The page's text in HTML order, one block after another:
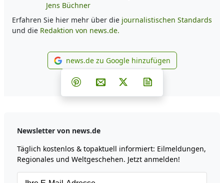
Jens Büchner
Erfahren Sie hier mehr über die journalistischen Standards
und die Redaktion von news.de.
news.de zu Google
news.de zu Google hinzufügen
Teilen auf Facebook
Teilen auf Whatsapp
Teilen auf Telegram
Teilen auf Pinterest
Per E-Mail teilen
Post auf X
Newsletter von news.de
Täglich kostenlos & topaktuell informiert: Eilmeldungen,
Regionales und Weltgeschehen. Jetzt anmelden!